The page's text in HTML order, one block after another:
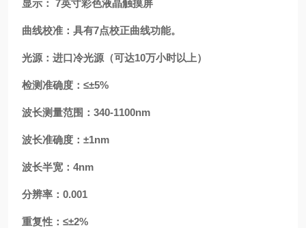
显示： 7英寸彩色液晶触摸屏
曲线校准：具有7点校正曲线功能。
光源：进口冷光源（可达10万小时以上）
检测准确度：≤±5%
波长测量范围：340-1100nm
波长准确度：±1nm
波长半宽：4nm
分辨率：0.001
重复性：≤±2%